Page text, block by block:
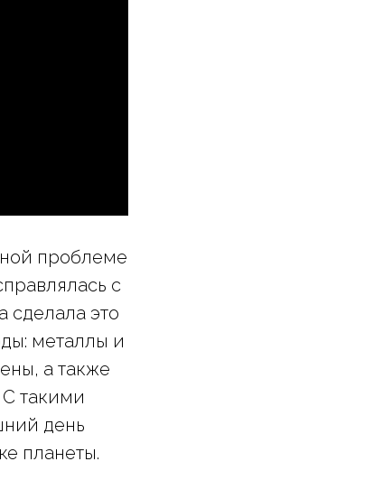
проблеме
с
сделала это
металлы и
а также
С такими
день
планеты.